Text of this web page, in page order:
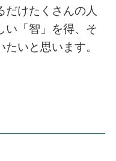
だけたくさんの人
い「智」を得、そ
いと思います。